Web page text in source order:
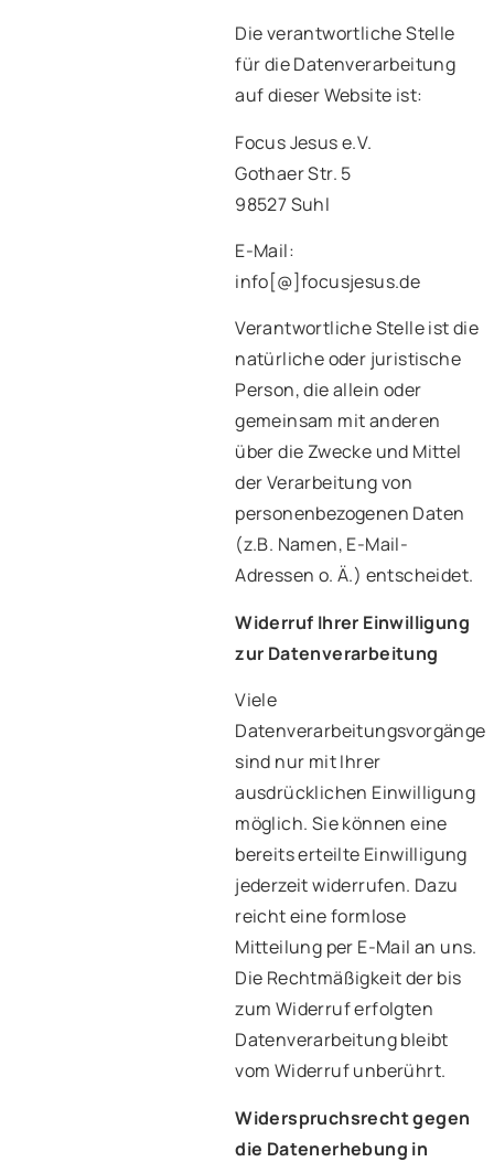
Die verantwortliche Stelle
für die Datenverarbeitung
auf dieser Website ist:
Focus Jesus e.V.
Gothaer Str. 5
98527 Suhl
E-Mail:
info[@]focusjesus.de
Verantwortliche Stelle ist die
natürliche oder juristische
Person, die allein oder
gemeinsam mit anderen
über die Zwecke und Mittel
der Verarbeitung von
personenbezogenen Daten
(z.B. Namen, E-Mail-
Adressen o. Ä.) entscheidet.
Widerruf Ihrer Einwilligung
zur Datenverarbeitung
Viele
Datenverarbeitungsvorgänge
sind nur mit Ihrer
ausdrücklichen Einwilligung
möglich. Sie können eine
bereits erteilte Einwilligung
jederzeit widerrufen. Dazu
reicht eine formlose
Mitteilung per E-Mail an uns.
Die Rechtmäßigkeit der bis
zum Widerruf erfolgten
Datenverarbeitung bleibt
vom Widerruf unberührt.
Widerspruchsrecht gegen
die Datenerhebung in